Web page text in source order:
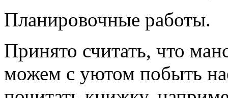
Планировочные работы.
Принято считать, что
можем с уютом побыть